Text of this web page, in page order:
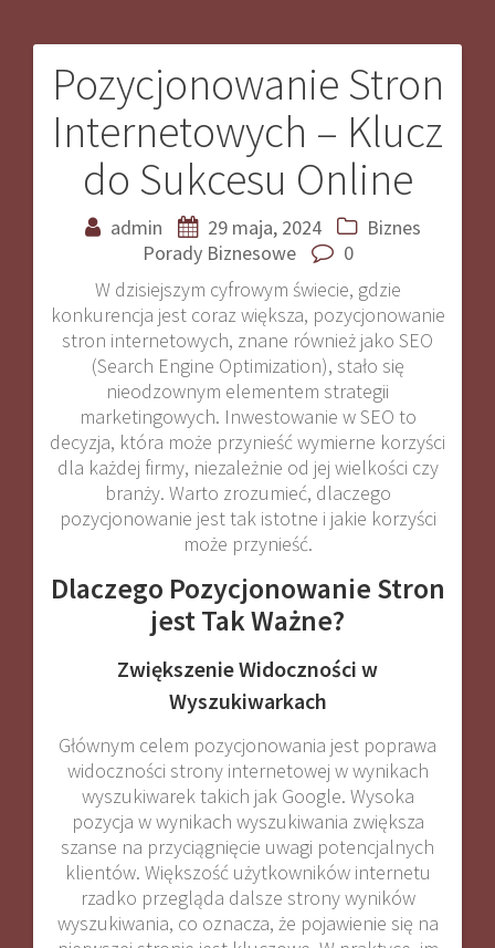
Pozycjonowanie Stron
Internetowych – Klucz
do Sukcesu Online
admin 29 maja, 2024
Biznes
Porady Biznesowe
0
W dzisiejszym cyfrowym świecie, gdzie
konkurencja jest coraz większa, pozycjonowanie
stron internetowych, znane również jako SEO
(Search Engine Optimization), stało się
nieodzownym elementem strategii
marketingowych. Inwestowanie w SEO to
decyzja, która może przynieść wymierne korzyści
dla każdej firmy, niezależnie od jej wielkości czy
branży. Warto zrozumieć, dlaczego
pozycjonowanie jest tak istotne i jakie korzyści
może przynieść.
Dlaczego Pozycjonowanie Stron
jest Tak Ważne?
Zwiększenie Widoczności w
Wyszukiwarkach
Głównym celem pozycjonowania jest poprawa
widoczności strony internetowej w wynikach
wyszukiwarek takich jak Google. Wysoka
pozycja w wynikach wyszukiwania zwiększa
szanse na przyciągnięcie uwagi potencjalnych
klientów. Większość użytkowników internetu
rzadko przegląda dalsze strony wyników
wyszukiwania, co oznacza, że pojawienie się na
Nawigacja
wpisu